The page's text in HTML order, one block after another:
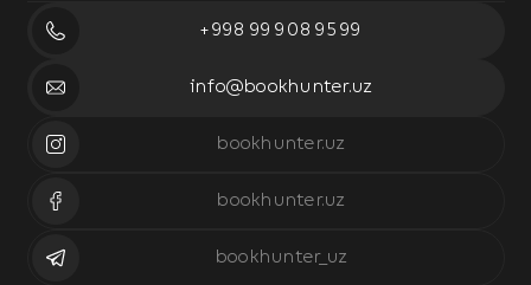
+998 99 908 95 99
info@bookhunter.uz
bookhunter.uz
bookhunter.uz
bookhunter_uz